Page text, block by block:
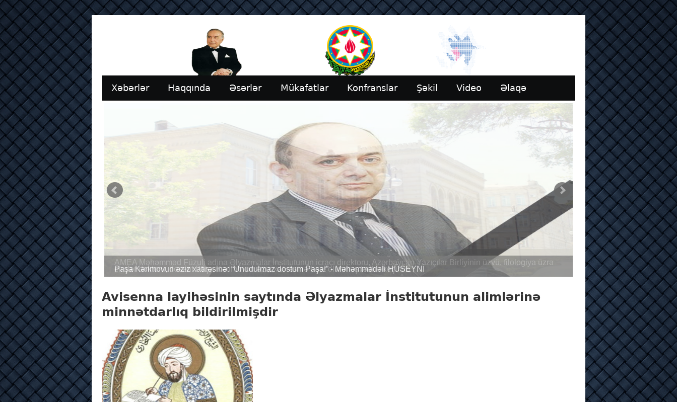
Xəbərlər Haqqında Əsərlər Mükafatlar Konfranslar Şəkil Video Əlaqə
Paşa Kərimovun əziz xatirəsinə: “Unudulmaz dostum Paşa!” - Məhəmmədəli HÜSEYNİ
Avisenna layihəsinin saytında Əlyazmalar İnstitutunun alimlərinə
minnətdarlıq bildirilmişdir